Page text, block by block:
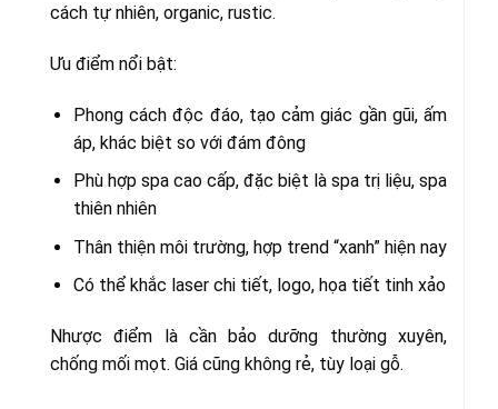
cách tự nhiên, organic, rustic.
Ưu điểm nổi bật:
Phong cách độc đáo, tạo cảm giác gần gũi, ấm
áp, khác biệt so với đám đông
Phù hợp spa cao cấp, đặc biệt là spa trị liệu, spa
thiên nhiên
Thân thiện môi trường, hợp trend “xanh” hiện nay
Có thể khắc laser chi tiết, logo, họa tiết tinh xảo
Nhược điểm là cần bảo dưỡng thường xuyên,
chống mối mọt. Giá cũng không rẻ, tùy loại gỗ.